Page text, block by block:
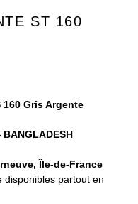
ST 160
160 Gris Argente
Île-de-France
partout en